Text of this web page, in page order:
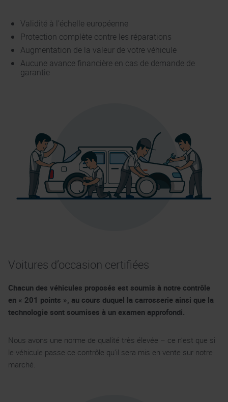
Validité à l’échelle européenne
Protection complète contre les réparations
Augmentation de la valeur de votre véhicule
Aucune avance financière en cas de demande de
garantie
Voitures d’occasion certifiées
Chacun des véhicules proposés est soumis à notre contrôle
en « 201 points », au cours duquel la carrosserie ainsi que la
technologie sont soumises à un examen approfondi.
Nous avons une norme de qualité très élevée – ce n’est que si
le véhicule passe ce contrôle qu’il sera mis en vente sur notre
marché.